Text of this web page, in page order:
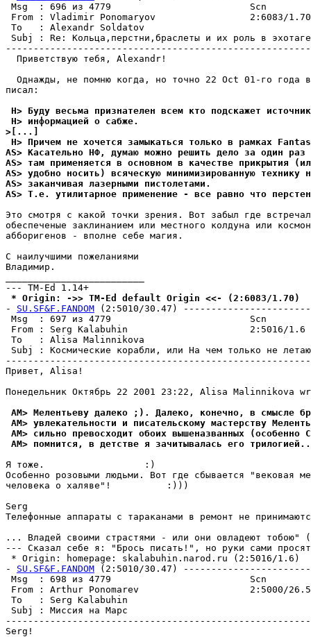
Msg  : 696 из 4779                         Scn
From : Vladimir Ponomaryov                 2:6083/
To   : Alexandr Soldatov
Subj : Re: Кольца,перстни,браслеты и их роль в
  Приветствую тебя, Alexandr!
Однажды, не помню когда, но точно 22 Oct 01-го года
писал:
H> Буду весьма признателен всем кто подскажет
H> информацией о сабже.
>[...]
H> Причем не хочется замыкаться только в рамках
AS> Kасательно НФ, думаю можно решить дело за один раз
AS> там пpименяется в основном в качестве пpикpытия
AS> удобно носить) всяческую минимизированную технику
AS> заканчивая лазерными пистолетами.
AS> Т.е. утилитарное применение - все равно что
Это смотря с какой точки зрения. Вот забыл где
обеспеченые заклинанием или местного колдуна или
абборигенов - вполне себе магия.
С наилучшими пожеланиями
Владимир.
* Origin: ->> TM-Ed default Origin <<- (2:6083/1.70)
- SU.SF&F.FANDOM (2:5010/30.47)
Msg  : 697 из 4779                         Scn
From : Serg Kalabuhin                      2:5016/1.6
To   : Alisa Malinnikova
Subj : Космические корабли, или На чем только не
Привет, Alisa!
Понедельник Октябрь 22 2001 23:22, Alisa Malinnikova
AM> Мелентьеву далеко ;). Далеко, конечно, в смысле
AM> увлекательности и писательскому мастерству
AM> сильно превосходит обоих вышеназванных
AM> помнится, в детстве я зачитывалась его
Я тоже.                  :)
Особенно розовыми людьми. Вот где сбывается "вековая
человека о халяве"!          :)))
Serg
Телефонные аппараты с тараканами в ремонт не
... Владей своими страстями - или они овладеют тобою"
--- Сказал себе я: "Брось писать!", но руки сами
* Origin: homepage: skalabuhin.narod.ru (2:5016/1.6)
- SU.SF&F.FANDOM (2:5010/30.47)
Msg  : 698 из 4779                         Scn
From : Arthur Ponomarev                    2:5000/
To   : Serg Kalabuhin
Subj : Миссия на Марс
Serg!